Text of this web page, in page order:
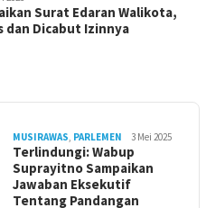
Surat Edaran Walikota,
dan Dicabut Izinnya
MUSIRAWAS, PARLEMEN 3 Mei 2025
Terlindungi: Wabup
Suprayitno Sampaikan
Jawaban Eksekutif
Tentang Pandangan